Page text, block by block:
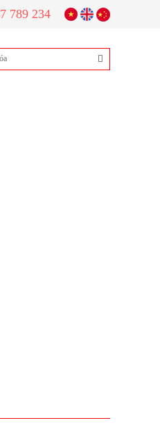
789 234